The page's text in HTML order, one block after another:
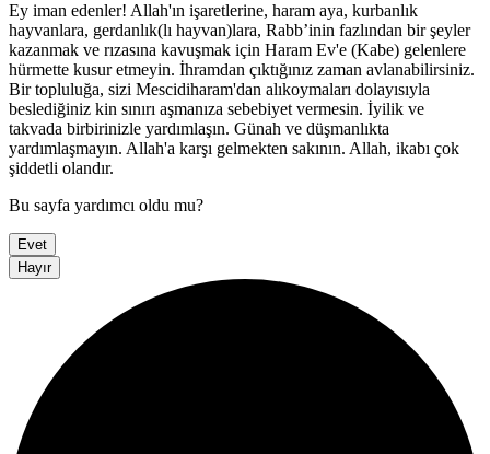
Ey iman edenler! Allah'ın işaretlerine, haram aya, kurbanlık
hayvanlara, gerdanlık(lı hayvan)lara, Rabb’inin fazlından bir şeyler
kazanmak ve rızasına kavuşmak için Haram Ev'e (Kabe) gelenlere
hürmette kusur etmeyin. İhramdan çıktığınız zaman avlanabilirsiniz.
Bir topluluğa, sizi Mescidiharam'dan alıkoymaları dolayısıyla
beslediğiniz kin sınırı aşmanıza sebebiyet vermesin. İyilik ve
takvada birbirinizle yardımlaşın. Günah ve düşmanlıkta
yardımlaşmayın. Allah'a karşı gelmekten sakının. Allah, ikabı çok
şiddetli olandır.
Bu sayfa yardımcı oldu mu?
Evet
Hayır